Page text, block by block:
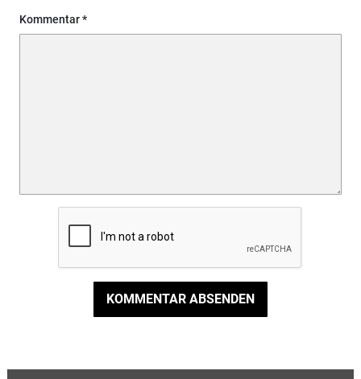
Kommentar
KOMMENTAR ABSENDEN